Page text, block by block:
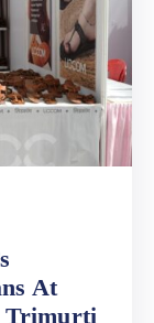
At
Trimurti